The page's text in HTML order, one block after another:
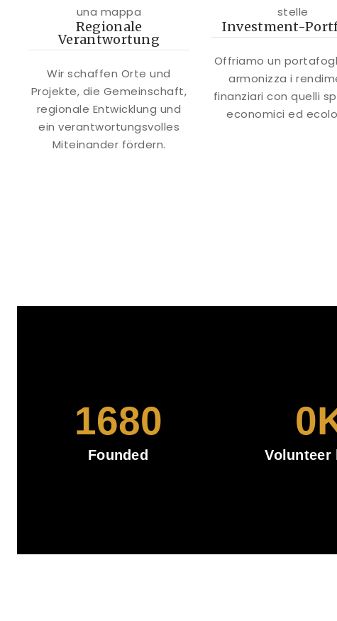
Regionale
Verantwortung
Wir schaffen Orte und
Projekte, die Gemeinschaft,
regionale Entwicklung und
ein verantwortungsvolles
Miteinander fördern.
Investment-
Offriamo un
armonizza i
finanziari con quelli
economici ed
Founded
1680
Volunteer
0